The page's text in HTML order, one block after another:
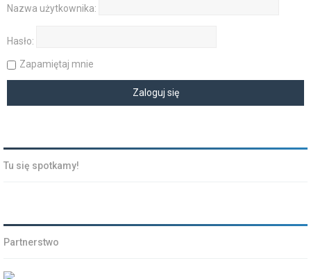
Nazwa użytkownika:
Hasło:
Zapamiętaj mnie
Tu się spotkamy!
Partnerstwo